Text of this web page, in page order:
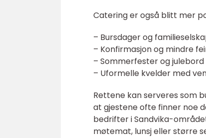
Catering er også blitt mer
– Bursdager og
– Konfirmasjon og mindre
– Sommerfester og
– Uformelle kvelder med
Rettene kan serveres som
at gjestene ofte finner noe
bedrifter i Sandvika-
møtemat, lunsj eller større